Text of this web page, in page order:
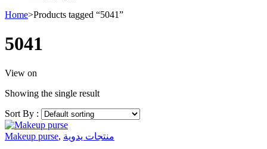
Home>Products tagged “5041”
5041
View on
Showing the single result
Sort By :
Makeup purse, منتجات يدوية